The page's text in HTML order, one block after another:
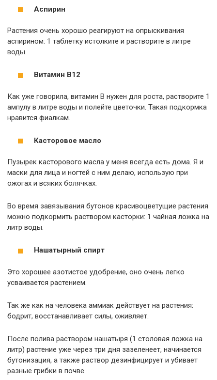
Аспирин
Растения очень хорошо реагируют на опрыскивания
аспирином: 1 таблетку истолките и растворите в литре
воды.
Витамин В12
Как уже говорила, витамин В нужен для роста, растворите 1
ампулу в литре воды и полейте цветочки. Такая подкормка
нравится фиалкам.
Касторовое масло
Пузырек касторового масла у меня всегда есть дома. Я и
маски для лица и ногтей с ним делаю, использую при
ожогах и всяких болячках.
Во время завязывания бутонов красивоцветущие растения
можно подкормить раствором касторки: 1 чайная ложка на
литр воды.
Нашатырный спирт
Это хорошее азотистое удобрение, оно очень легко
усваивается растением.
Так же как на человека аммиак действует на растения:
бодрит, восстанавливает силы, оживляет.
После полива раствором нашатыря (1 столовая ложка на
литр) растение уже через три дня зазеленеет, начинается
бутонизация, а также раствор дезинфицирует и убивает
разные грибки в почве.